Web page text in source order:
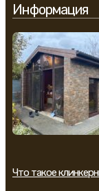
Информация
Что такое